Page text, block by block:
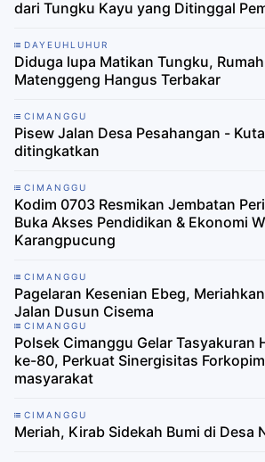
dari Tungku Kayu yang Ditinggal
DAYEUHLUHUR
Diduga lupa Matikan Tungku,
Matenggeng Hangus Terbakar
CIMANGGU
Pisew Jalan Desa Pesahangan -
ditingkatkan
CIMANGGU
Kodim 0703 Resmikan Jembatan
Buka Akses Pendidikan & Ekonomi
Karangpucung
CIMANGGU
Pagelaran Kesenian Ebeg,
Jalan Dusun Cisema
CIMANGGU
Polsek Cimanggu Gelar Tasyakuran
ke-80, Perkuat Sinergisitas
masyarakat
CIMANGGU
Meriah, Kirab Sidekah Bumi di Desa